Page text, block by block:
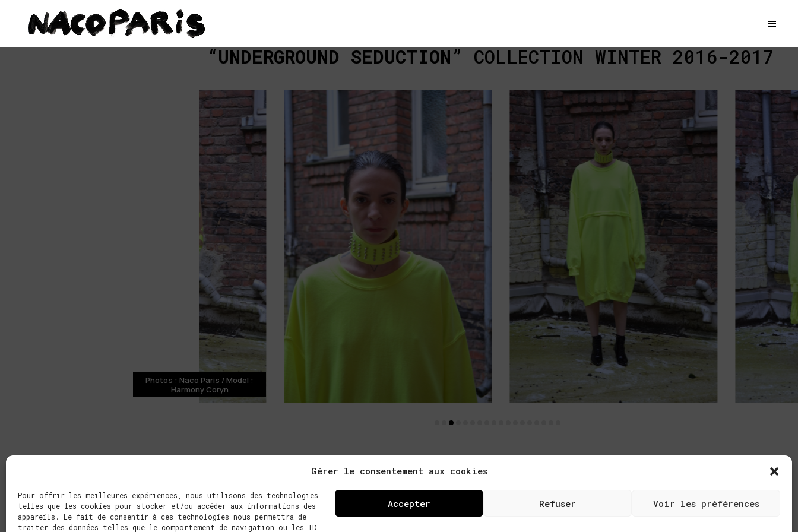
Gérer le consentement aux cookies
Pour offrir les meilleures expériences, nous utilisons des technologies
telles que les cookies pour stocker et/ou accéder aux informations des
appareils. Le fait de consentir à ces technologies nous permettra de
traiter des données telles que le comportement de navigation ou les ID
Accepter Refuser Voir les préférences
“UNDERGROUND SEDUCTION” COLLECTION WINTER 2016-2017
Photos : Naco Paris / Model :
Harmony Coryn